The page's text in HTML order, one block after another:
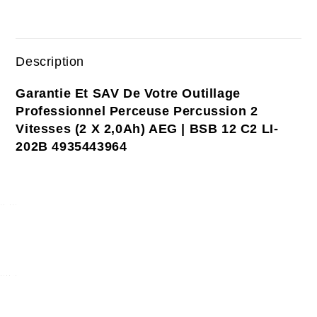
Description
Garantie Et SAV De Votre Outillage
Professionnel Perceuse Percussion 2
Vitesses (2 X 2,0Ah) AEG | BSB 12 C2 LI-
202B4935443964